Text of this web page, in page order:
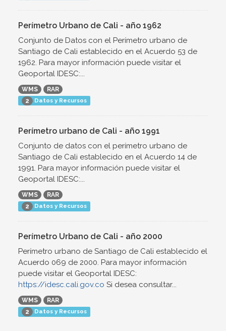
Perímetro Urbano de Cali - año 1962
Conjunto de Datos con el Perímetro urbano de
Santiago de Cali establecido en el Acuerdo 53 de
1962. Para mayor información puede visitar el
Geoportal IDESC:...
WMS
RAR
2 Datos y Recursos
Perímetro urbano de Cali - año 1991
Conjunto de datos con el perímetro urbano de
Santiago de Cali establecido en el Acuerdo 14 de
1991. Para mayor información puede visitar el
Geoportal IDESC:...
WMS
RAR
2 Datos y Recursos
Perímetro Urbano de Cali - año 2000
Perímetro urbano de Santiago de Cali establecido el
Acuerdo 069 de 2000. Para mayor información
puede visitar el Geoportal IDESC:
https://idesc.cali.gov.co Si desea consultar...
WMS
RAR
2 Datos y Recursos